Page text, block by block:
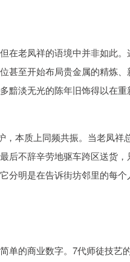
在老凤祥的语境中并非如此。
至开始布局贵金属的精炼、
黯淡无光的陈年旧饰得以在
，本质上同频共振。当老凤
后不辞辛劳地驱车跨区送货
明是在告诉街坊邻里的每
单的商业数字。7代师徒技艺